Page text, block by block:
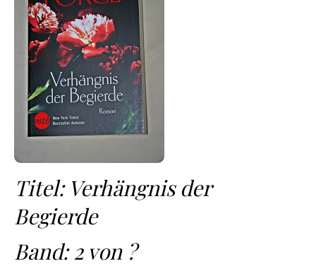
Titel: Verhängnis der
Begierde
Band: 2 von ?